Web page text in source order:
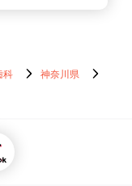
科
神奈川県